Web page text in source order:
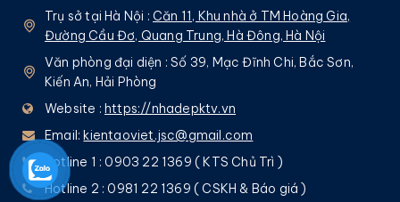
Trụ sở tại Hà Nội : Căn 11, Khu nhà ở TM Hoàng Gia,
Đường Cầu Đơ, Quang Trung, Hà Đông, Hà Nội
Văn phòng đại diện : Số 39, Mạc Đĩnh Chi, Bắc Sơn,
Kiến An, Hải Phòng
Website : https://nhadepktv.vn
Email:kientaoviet.jsc@gmail.com
Hotline 1 : 0903 22 1369 ( KTS Chủ Trì )
Hotline 2 : 0981 22 1369 ( CSKH & Báo giá )